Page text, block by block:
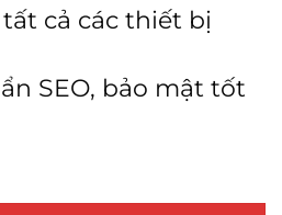
cả các thiết bị
SEO, bảo mật tốt
số lượng